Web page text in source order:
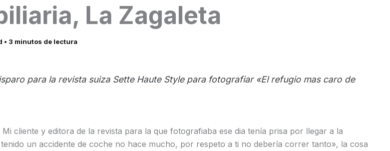
La Zagaleta
• 3 minutos de lectura
para la revista suiza Sette Haute Style para fotografiar «El refugio mas caro de
cliente y editora de la revista para la que fotografiaba ese dia tenía prisa por llegar a la
un accidente de coche no hace mucho, por respeto a ti no debería correr tanto», la cosa